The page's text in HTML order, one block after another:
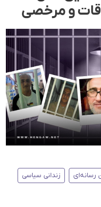
و مرخصی
رسانەای زندانی سیاسی